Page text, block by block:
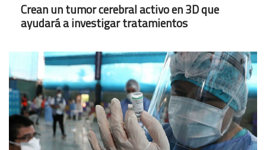
Crean un tumor cerebral activo en 3D que
ayudará a investigar tratamientos